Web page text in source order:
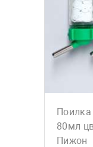
80мл
Пижон